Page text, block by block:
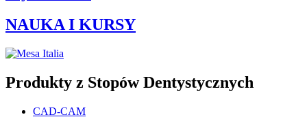
NAUKA I KURSY
Produkty z Stopów Dentystycznych
CAD-CAM